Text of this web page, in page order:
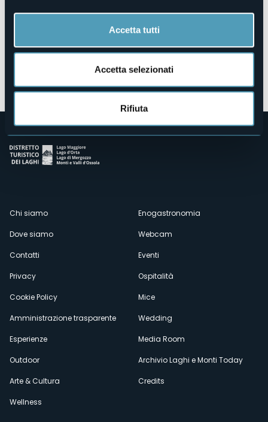
Accetta tutti
Accetta selezionati
Rifiuta
Menù
secondario
Chi siamo
Dove siamo
Contatti
Privacy
Cookie Policy
Amministrazione trasparente
Esperienze
Outdoor
Arte & Cultura
Wellness
Enogastronomia
Webcam
Eventi
Ospitalità
Mice
Wedding
Media Room
Archivio Laghi e Monti Today
Credits